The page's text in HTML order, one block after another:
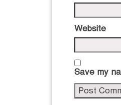
Website
Save my